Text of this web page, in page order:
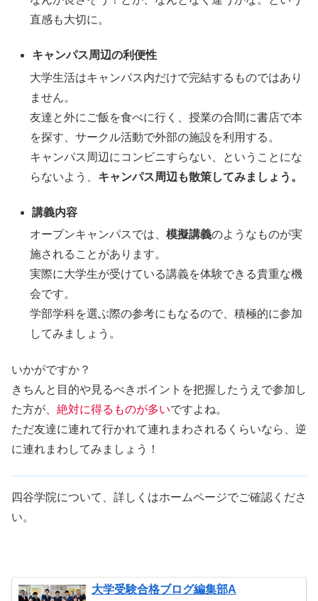
直感も大切に。
キャンパス周辺の利便性
大学生活はキャンパス内だけで完結するものではあり
ません。
友達と外にご飯を食べに行く、授業の合間に書店で本
を探す、サークル活動で外部の施設を利用する。
キャンパス周辺にコンビニすらない、ということにな
らないよう、 キャンパス周辺も散策してみましょう。
講義内容
オープンキャンパスでは、 模擬講義のようなものが実
施されることがあります。
実際に大学生が受けている講義を体験できる貴重な機
会です。
学部学科を選ぶ際の参考にもなるので、積極的に参加
してみましょう。
いかがですか？
きちんと目的や見るべきポイントを把握したうえで参加し
た方が、 絶対に得るものが多いですよね。
ただ友達に連れて行かれて連れまわされるくらいなら、逆
に連れまわしてみましょう！
四谷学院について、詳しくはホームページでご確認くださ
い。
大学受験合格ブログ編集部A